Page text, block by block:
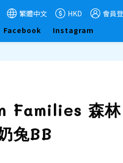
繁體中文 HKD 會員
Facebook
Instagram
Families 森林
兔BB